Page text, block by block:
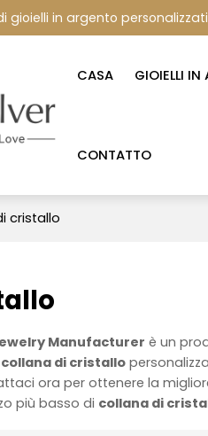
gioielli in argento personalizzati
CASA GIOIELLI IN
CONTATTO
cristallo
Manufacturer è un
collana di cristallo
ora per ottenere la
più basso di collana di